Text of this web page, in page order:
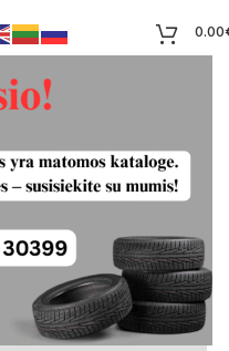
0.00
107T XL
€ Neturime
Plotis 235
Aukštis 60